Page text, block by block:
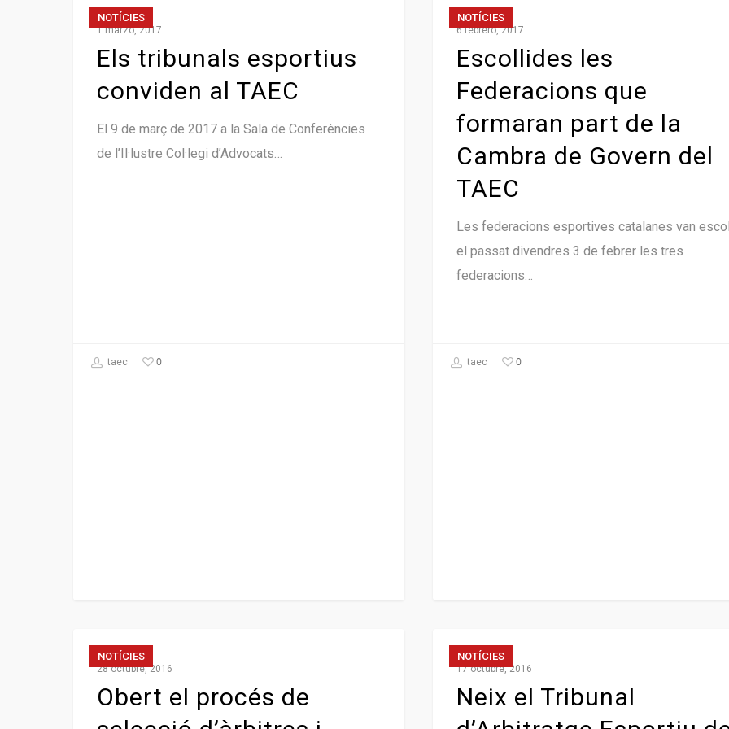
NOTÍCIES
1 marzo, 2017
Els tribunals esportius
conviden al TAEC
El 9 de març de 2017 a la Sala de Conferències
de l’Il·lustre Col·legi d’Advocats…
taec 0
NOTÍCIES
6 febrero, 2017
Escollides les
Federacions que
formaran part de la
Cambra de Govern del
TAEC
Les federacions esportives catalanes van
el passat divendres 3 de febrer les tres
federacions…
taec 0
NOTÍCIES
28 octubre, 2016
Obert el procés de
NOTÍCIES
17 octubre, 2016
Neix el Tribunal